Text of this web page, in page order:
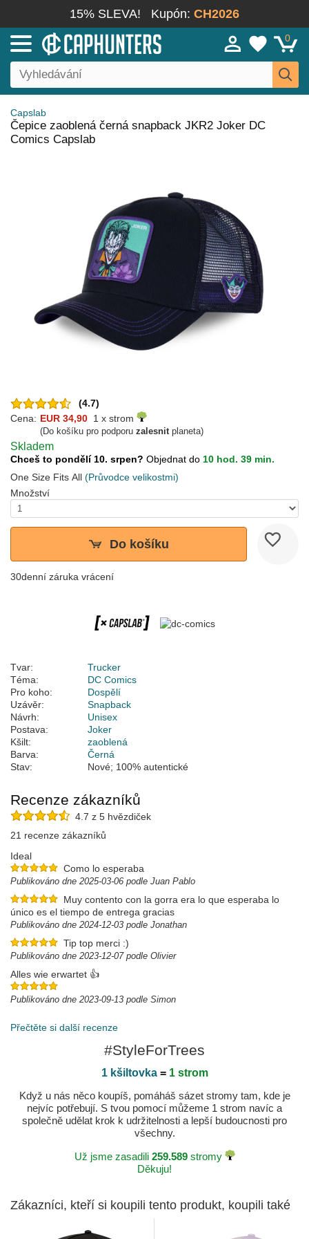
15% SLEVA! Kupón: CH2026
0
Capslab
Čepice zaoblená černá snapback JKR2 Joker DC
Comics Capslab
(4.7)
Cena: EUR 34,90 1 x strom
(Do košíku pro podporu zalesnitplaneta)
Skladem
Chceš to pondělí 10. srpen? Objednat do 10 hod. 39 min.
One Size Fits All (Průvodce velikostmi)
Množství
Do košíku
30denní záruka vrácení
Tvar:
Trucker
Téma:
DC Comics
Pro koho:
Dospělí
Uzávěr:
Snapback
Návrh:
Unisex
Postava:
Joker
Kšilt:
zaoblená
Barva:
Černá
Stav:
Nové; 100% autentické
Recenze zákazníků
4.7 z 5 hvězdiček
21 recenze zákazníků
Ideal
Como lo esperaba
Publikováno dne 2025-03-06 podle Juan Pablo
Muy contento con la gorra era lo que esperaba lo
único es el tiempo de entrega gracias
Publikováno dne 2024-12-03 podle Jonathan
Tip top merci :)
Publikováno dne 2023-12-07 podle Olivier
Alles wie erwartet 👍
Publikováno dne 2023-09-13 podle Simon
Přečtěte si další recenze
#StyleForTrees
1 kšiltovka= 1 strom
Když u nás něco koupíš, pomáháš sázet stromy tam, kde je
nejvíc potřebují. S tvou pomocí můžeme 1 strom navíc a
společně udělat krok k udržitelnosti a lepší budoucnosti pro
všechny.
Už jsme zasadili 259.589stromy
Děkuju!
Zákazníci, kteří si koupili tento produkt, koupili také